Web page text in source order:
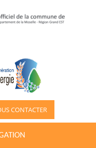
CONTACTER